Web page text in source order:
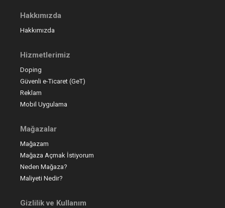
Hakkımızda
Hakkımızda
Hizmetlerimiz
Doping
Güvenli e-Ticaret (GeT)
Reklam
Mobil Uygulama
Mağazalar
Mağazam
Mağaza Açmak İstiyorum
Neden Mağaza?
Maliyeti Nedir?
Gizlilik ve Kullanım